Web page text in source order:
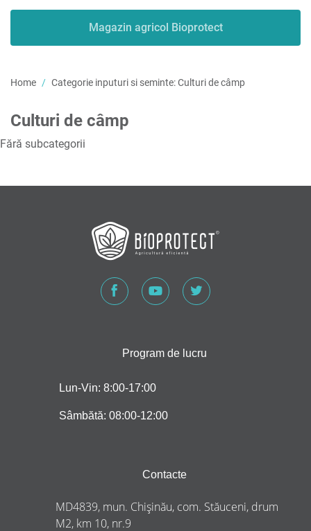
Magazin agricol Bioprotect
Home Categorie inputuri si seminte:Culturi de câmp
Culturi de câmp
Fără subcategorii
Program de lucru
Lun-Vin: 8:00-17:00
Sâmbătă: 08:00-12:00
Contacte
MD4839, mun. Chișinău, com. Stăuceni, drum
M2, km 10, nr.9